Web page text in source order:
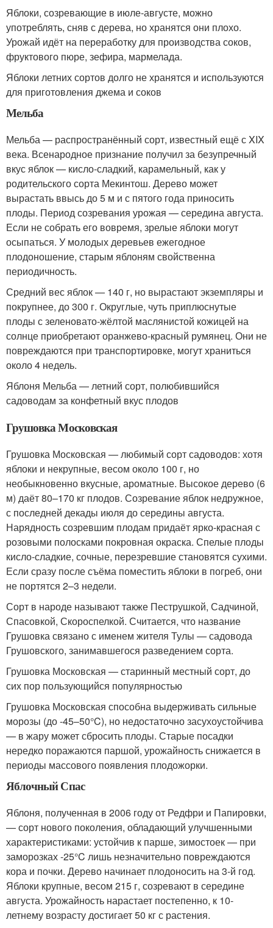
Яблоки, созревающие в июле-августе, можно
употреблять, сняв с дерева, но хранятся они плохо.
Урожай идёт на переработку для производства соков,
фруктового пюре, зефира, мармелада.
Яблоки летних сортов долго не хранятся и используются
для приготовления джема и соков
Мельба
Мельба — распространённый сорт, известный ещё с XIX
века. Всенародное признание получил за безупречный
вкус яблок — кисло-сладкий, карамельный, как у
родительского сорта Мекинтош. Дерево может
вырастать ввысь до 5 м и с пятого года приносить
плоды. Период созревания урожая — середина августа.
Если не собрать его вовремя, зрелые яблоки могут
осыпаться. У молодых деревьев ежегодное
плодоношение, старым яблоням свойственна
периодичность.
Средний вес яблок — 140 г, но вырастают экземпляры и
покрупнее, до 300 г. Округлые, чуть приплюснутые
плоды с зеленовато-жёлтой маслянистой кожицей на
солнце приобретают оранжево-красный румянец. Они не
повреждаются при транспортировке, могут храниться
около 4 недель.
Яблоня Мельба — летний сорт, полюбившийся
садоводам за конфетный вкус плодов
Грушовка Московская
Грушовка Московская — любимый сорт садоводов: хотя
яблоки и некрупные, весом около 100 г, но
необыкновенно вкусные, ароматные. Высокое дерево (6
м) даёт 80–170 кг плодов. Созревание яблок недружное,
с последней декады июля до середины августа.
Нарядность созревшим плодам придаёт ярко-красная с
розовыми полосками покровная окраска. Спелые плоды
кисло-сладкие, сочные, перезревшие становятся сухими.
Если сразу после съёма поместить яблоки в погреб, они
не портятся 2–3 недели.
Сорт в народе называют также Пеструшкой, Садчиной,
Спасовкой, Скороспелкой. Считается, что название
Грушовка связано с именем жителя Тулы — садовода
Грушовского, занимавшегося разведением сорта.
Грушовка Московская — старинный местный сорт, до
сих пор пользующийся популярностью
Грушовка Московская способна выдерживать сильные
морозы (до -45–50°C), но недостаточно засухоустойчива
— в жару может сбросить плоды. Старые посадки
нередко поражаются паршой, урожайность снижается в
периоды массового появления плодожорки.
Яблочный Спас
Яблоня, полученная в 2006 году от Редфри и Папировки,
— сорт нового поколения, обладающий улучшенными
характеристиками: устойчив к парше, зимостоек — при
заморозках -25°C лишь незначительно повреждаются
кора и почки. Дерево начинает плодоносить на 3-й год.
Яблоки крупные, весом 215 г, созревают в середине
августа. Урожайность нарастает постепенно, к 10-
летнему возрасту достигает 50 кг с растения.